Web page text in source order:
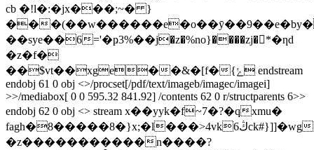
cb �!l�:�jx���;~� }
��
��sye��6='�ҏ3%��j�z�%no}����zj�*�ƞd
�z�f�
��$vt��xge��&�[f�{ݺ endstream
endobj 61 0 obj <>/procset[/pdf/text/imageb/imagec/imagei]
>>/mediabox[ 0 0 595.32 841.92] /contents 62 0 r/structparents 6>>
endobj 62 0 obj <> stream x��yyk�f~7�?�qxmu�
fagh�8�����8�}x;�l���>4vkڭ6ck#}]]�wg���o<|85����tz��������>��?
�z�����������n����?